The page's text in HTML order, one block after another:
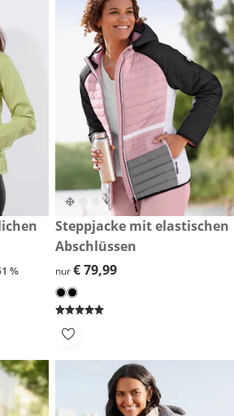
vorheriger Preis: € 129,00
vorheriger Preis: € 129,00
%
€ 79,99
Steppjacke mit elastischen
Abschlüssen
€ 79,99
nur€ 79,99